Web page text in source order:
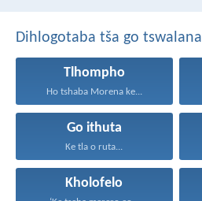
Dihlogotaba tša go tswalana
Tlhompho
Ho tshaba Morena ke...
Go ithuta
Ke tla o ruta...
Kholofelo